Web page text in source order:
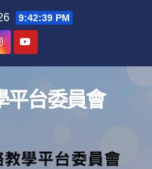
9:42:40 PM
平台委員會